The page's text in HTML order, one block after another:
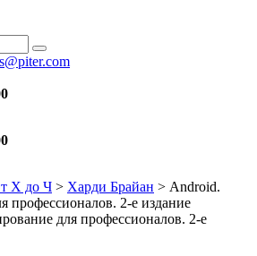
Х до Ч > Харди Брайан > Android.
профессионалов. 2-е издание